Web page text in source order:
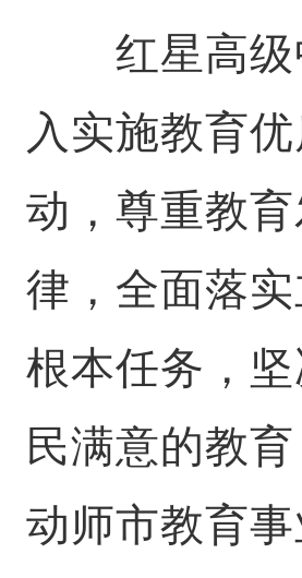
红星高级
入实施教育
动，尊重教
律，全面落
根本任务，
民满意的教
动师市教育